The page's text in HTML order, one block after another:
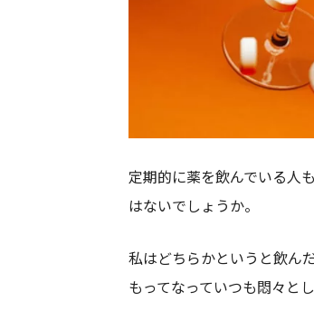
定期的に薬を飲んでいる人
はないでしょうか。
私はどちらかというと飲ん
もってなっていつも悶々と